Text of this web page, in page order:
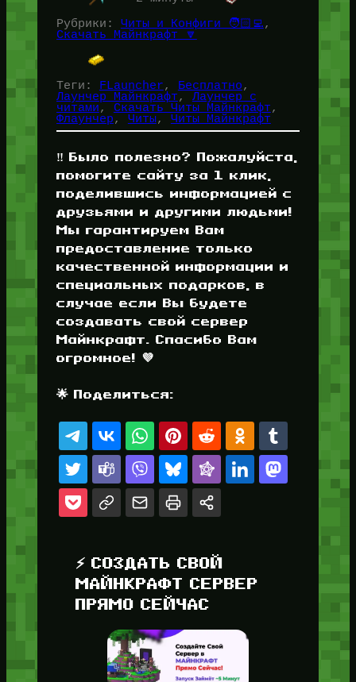
Рубрики: Читы и Конфиги 🧑🏻‍💻
Скачать Майнкрафт 🔽
Теги: FLauncher, Бесплатно
Лаунчер Майнкрафт, Лаунчер с
читами, Скачать Читы Майнкрафт
Флаунчер, Читы, Читы Майнкрафт
‼️ Было полезно? Пожалуйста,
помогите сайту за 1 клик,
поделившись информацией с
друзьями и другими людьми!
Мы гарантируем Вам
предоставление только
качественной информации и
специальных подарков, в
случае если Вы будете
создавать свой сервер
Майнкрафт. Спасибо Вам
огромное! 💜
🌟 Поделиться:
⚡ СОЗДАТЬ СВОЙ
МАЙНКРАФТ СЕРВЕР
ПРЯМО СЕЙЧАС